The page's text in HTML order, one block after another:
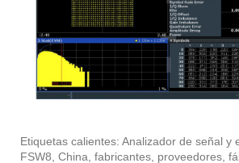
Etiquetas calientes: Analizador de señal y
FSW8, China, fabricantes, proveedores,